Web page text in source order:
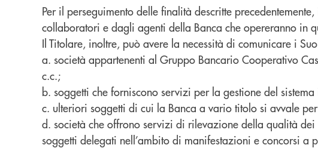
Per il perseguimento delle finalità descritte
collaboratori e dagli agenti della Banca che opereranno in
Il Titolare, inoltre, può avere la necessità di comunicare i
a. società appartenenti al Gruppo Bancario Cooperativo
c.c.;
b. soggetti che forniscono servizi per la gestione del
c. ulteriori soggetti di cui la Banca a vario titolo si avvale
d. società che offrono servizi di rilevazione della qualità
soggetti delegati nell’ambito di manifestazioni e concorsi a